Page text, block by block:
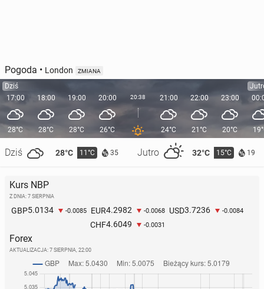
Pogoda • London ZMIANA
Dziś
17:00
28°C
Dziś 28°C 11°C 35 Jutro 32°C 15°C 19
18:00
28°C
19:00
28°C
20:00
26°C
20:38 21:00
24°C
22:00
21°C
23:00
20°C
Kurs NBP
Z DNIA: 7 SIERPNIA
GBP5.0134 -0.0085 EUR4.2982 -0.0068 USD3.7236 -0.0084
CHF4.6049 -0.0031
Forex
AKTUALIZACJA: 7 SIERPNIA, 22:00